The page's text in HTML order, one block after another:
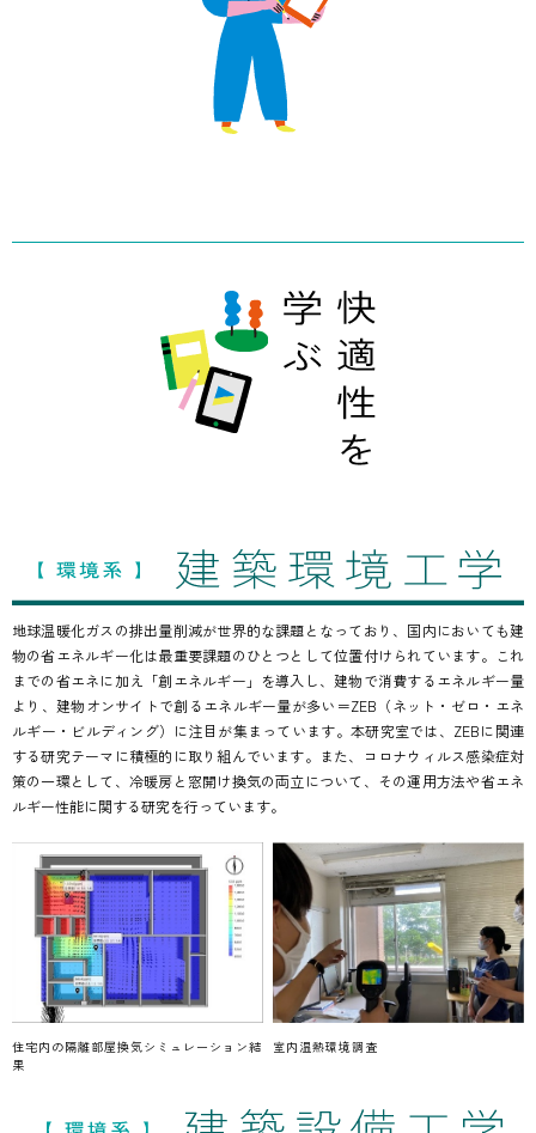
地球温暖化ガスの排出量削減が世界的な課題となっており、国内においても建
物の省エネルギー化は最重要課題のひとつとして位置付けられています。これ
までの省エネに加え「創エネルギー」を導入し、建物で消費するエネルギー量
より、建物オンサイトで創るエネルギー量が多い＝ZEB（ネット・ゼロ・エネ
ルギー・ビルディング）に注目が集まっています。本研究室では、ZEBに関連
する研究テーマに積極的に取り組んでいます。また、コロナウィルス感染症対
策の一環として、冷暖房と窓開け換気の両立について、その運用方法や省エネ
ルギー性能に関する研究を行っています。
住宅内の隔離部屋換気シミュレーション結
果
室内温熱環境調査